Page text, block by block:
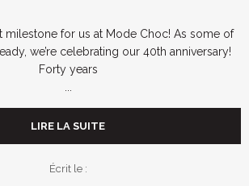
milestone for us at Mode Choc! As some of
we’re celebrating our 40th anniversary!
Forty years
LIRE LA SUITE
Écrit le :